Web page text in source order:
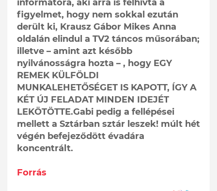
informátora, aki arra is felhívta a
figyelmet, hogy nem sokkal ezután
derült ki, Krausz Gábor Mikes Anna
oldalán elindul a TV2 táncos műsorában;
illetve – amint azt később
nyilvánosságra hozta – , hogy EGY
REMEK KÜLFÖLDI
MUNKALEHETŐSÉGET IS KAPOTT, ÍGY A
KÉT ÚJ FELADAT MINDEN IDEJÉT
LEKÖTÖTTE.Gabi pedig a fellépései
mellett a Sztárban sztár leszek! múlt hét
végén befejeződött évadára
koncentrált.
Forrás